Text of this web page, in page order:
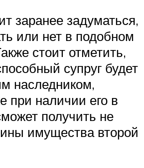
заранее задуматься,
или нет в подобном
стоит отметить,
супруг будет
наследником,
при наличии его в
получить не
имущества второй